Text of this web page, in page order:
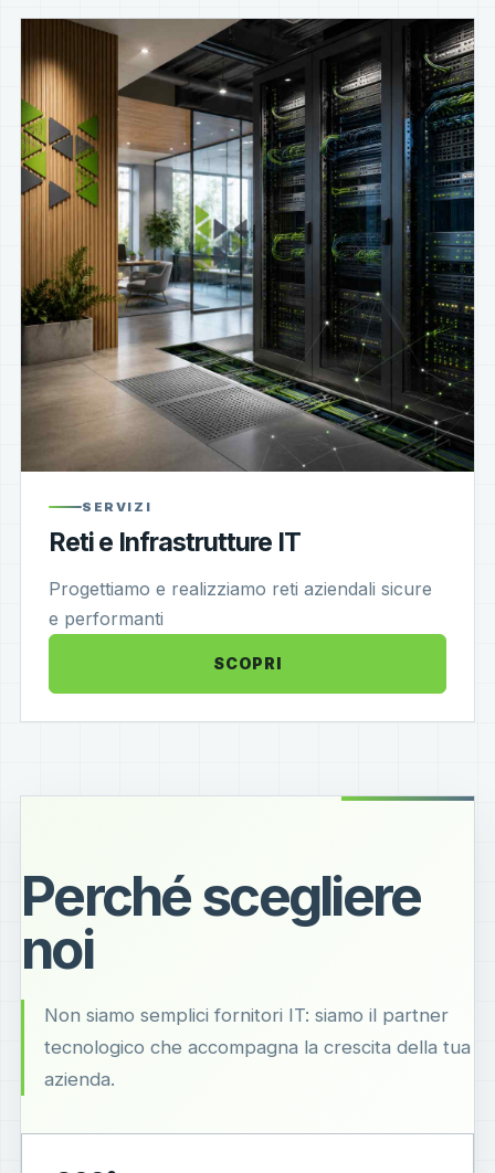
SERVIZI
Reti e Infrastrutture IT
Progettiamo e realizziamo reti aziendali sicure
e performanti
SCOPRI
Perché scegliere
noi
Non siamo semplici fornitori IT: siamo il partner
tecnologico che accompagna la crescita della tua
azienda.